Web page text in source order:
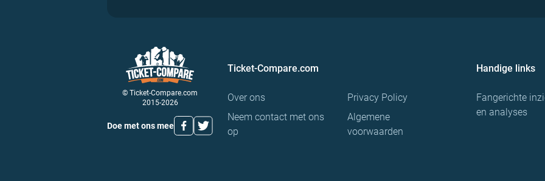
© Ticket-Compare.com
2015-2026
Doe met ons mee
Ticket-Compare.com
Over ons
Neem contact met ons
op
Privacy Policy
Algemene
voorwaarden
Handige links
Fangerichte
en analyses